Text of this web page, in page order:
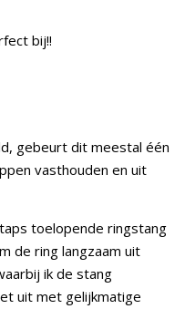
bij!!
gebeurt dit meestal één
vasthouden en uit
toelopende ringstang
de ring langzaam uit
ik de stang
uit met gelijkmatige